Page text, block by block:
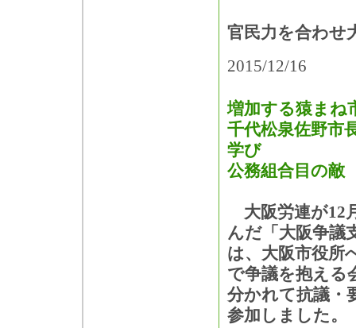
官民力を合わせ
2015/12/16
増加する猿まね
千代松泉佐野市
学び
公務組合目の敵
大阪労連が12
んだ「大阪争議
は、大阪市役所
で争議を抱える
分かれて抗議・
参加しました。